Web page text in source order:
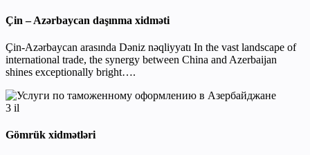
Çin – Azərbaycan daşınma xidməti
Çin-Azərbaycan arasında Dəniz nəqliyyatı In the vast landscape of
international trade, the synergy between China and Azerbaijan
shines exceptionally bright….
3 il
Gömrük xidmətləri